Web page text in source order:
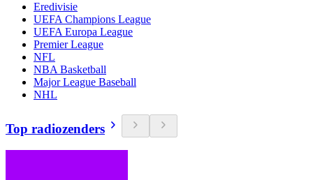
Eredivisie
UEFA Champions League
UEFA Europa League
Premier League
NFL
NBA Basketball
Major League Baseball
NHL
Top radiozenders